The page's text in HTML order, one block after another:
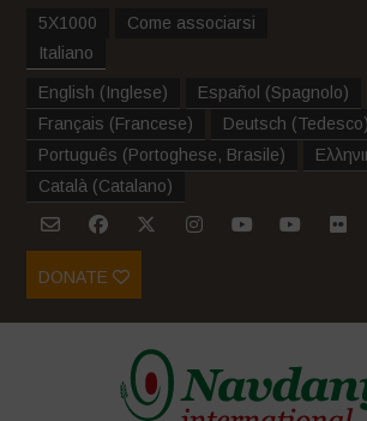
5X1000
Come associarsi
Italiano
English (Inglese) Español (Spagnolo)
Français (Francese) Deutsch (Tedesco)
Português (Portoghese, Brasile)
Català (Catalano)
DONATE